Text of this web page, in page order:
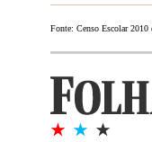
Fonte: Censo Escolar